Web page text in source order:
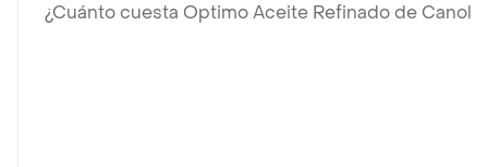
¿Cuánto cuesta Optimo Aceite Refinado de